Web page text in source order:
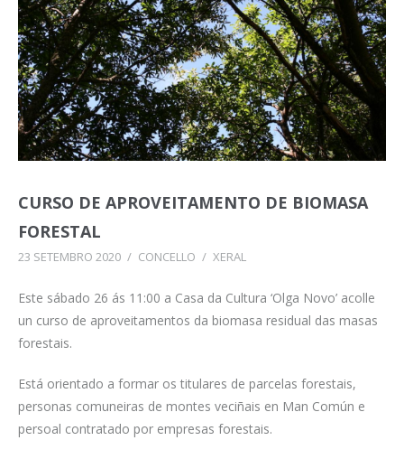
CURSO DE APROVEITAMENTO DE BIOMASA
FORESTAL
23 SETEMBRO 2020 / CONCELLO / XERAL
Este sábado 26 ás 11:00 a Casa da Cultura ‘Olga Novo’ acolle
un curso de aproveitamentos da biomasa residual das masas
forestais.
Está orientado a formar os titulares de parcelas forestais,
personas comuneiras de montes veciñais en Man Común e
persoal contratado por empresas forestais.